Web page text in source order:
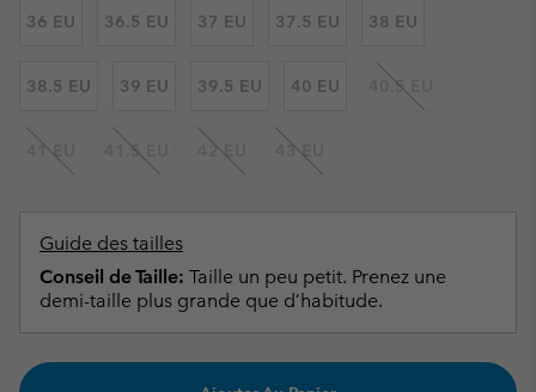
36 EU 36.5 EU 37 EU 37.5 EU 38 EU
38.5 EU 39 EU 39.5 EU 40 EU 40.5 EU
41 EU 41.5 EU 42 EU 43 EU
Guide des tailles
Conseil de Taille: Taille un peu petit. Prenez une
demi-taille plus grande que d’habitude.